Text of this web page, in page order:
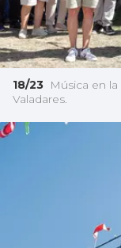
18/23 Música en
Valadares.